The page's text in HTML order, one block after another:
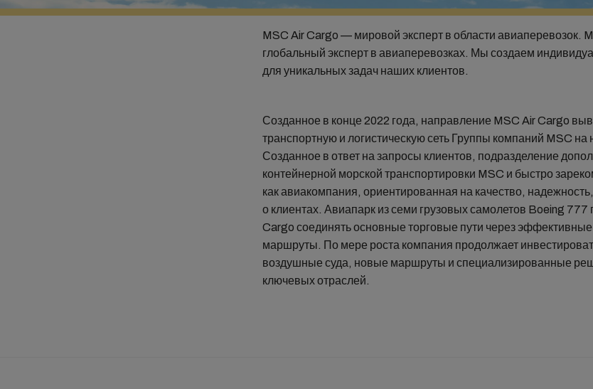
MSC Air Cargo — мировой эксперт в области авиаперевозок.
глобальный эксперт в авиаперевозках. Мы создаем
для уникальных задач наших клиентов.
Созданное в конце 2022 года, направление MSC Air Cargo
транспортную и логистическую сеть Группы компаний MSC на
Созданное в ответ на запросы клиентов, подразделение
контейнерной морской транспортировки MSC и быстро
как авиакомпания, ориентированная на качество, надежность,
о клиентах. Авиапарк из семи грузовых самолетов Boeing 777
Cargo соединять основные торговые пути через
маршруты. По мере роста компания продолжает
воздушные суда, новые маршруты и специализированные
ключевых отраслей.